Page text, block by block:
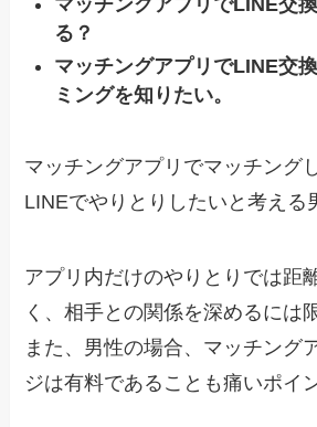
る？
マッチングアプリでLINE交
ミングを知りたい。
マッチングアプリでマッチング
LINEでやりとりしたいと考える
アプリ内だけのやりとりでは距
く、相手との関係を深めるには
また、男性の場合、マッチング
ジは有料であることも痛いポイ